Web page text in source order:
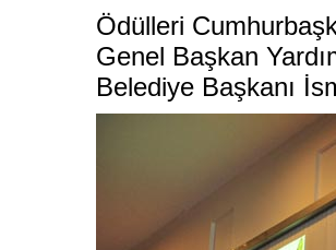
Ödülleri
Genel Başkan
Belediye Başkanı